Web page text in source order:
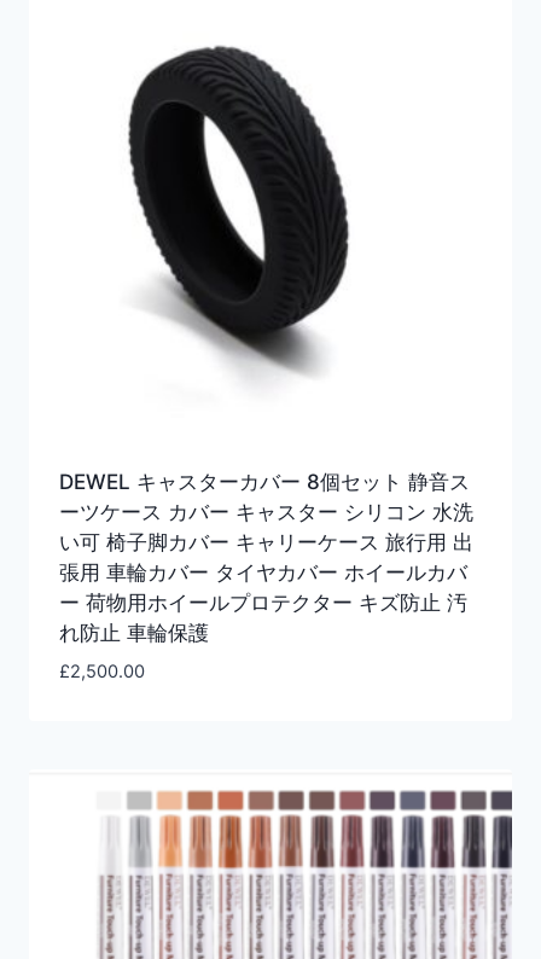
DEWEL キャスターカバー 8個セット 静音ス
ーツケース カバー キャスター シリコン 水洗
い可 椅子脚カバー キャリーケース 旅行用 出
張用 車輪カバー タイヤカバー ホイールカバ
ー 荷物用ホイールプロテクター キズ防止 汚
れ防止 車輪保護
£2,500.00